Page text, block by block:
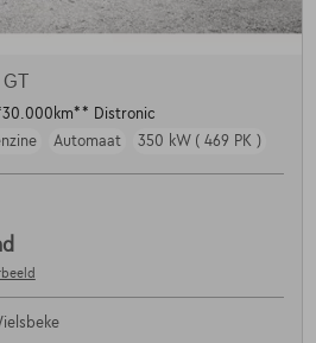
Distronic
Automaat 350 kW ( 469 PK )